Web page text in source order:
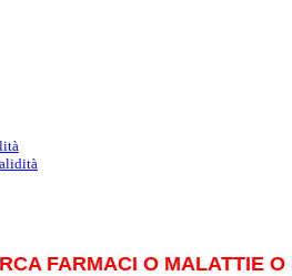
FARMACI O MALATTIE